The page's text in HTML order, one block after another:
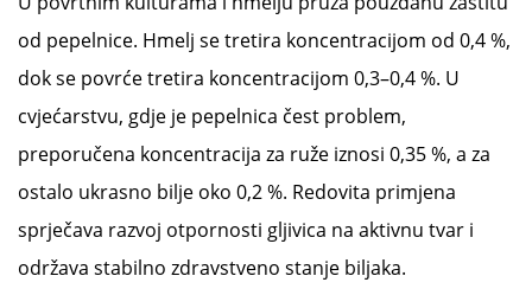
od pepelnice. Hmelj se tretira koncentracijom od 0,4 %,
dok se povrće tretira koncentracijom 0,3–0,4 %. U
cvjećarstvu, gdje je pepelnica čest problem,
preporučena koncentracija za ruže iznosi 0,35 %, a za
ostalo ukrasno bilje oko 0,2 %. Redovita primjena
sprječava razvoj otpornosti gljivica na aktivnu tvar i
održava stabilno zdravstveno stanje biljaka.